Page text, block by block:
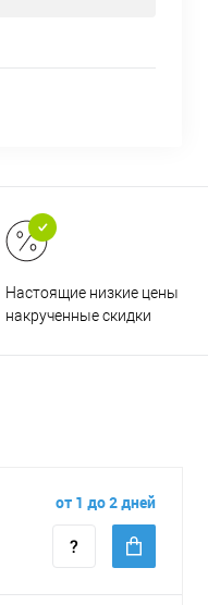
Настоящие низкие цены и
накрученные скидки
от 1 до 2 дней